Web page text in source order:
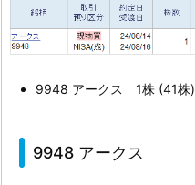
月
1
4
株
9948 アークス 1株 (41株)
9948 アークス